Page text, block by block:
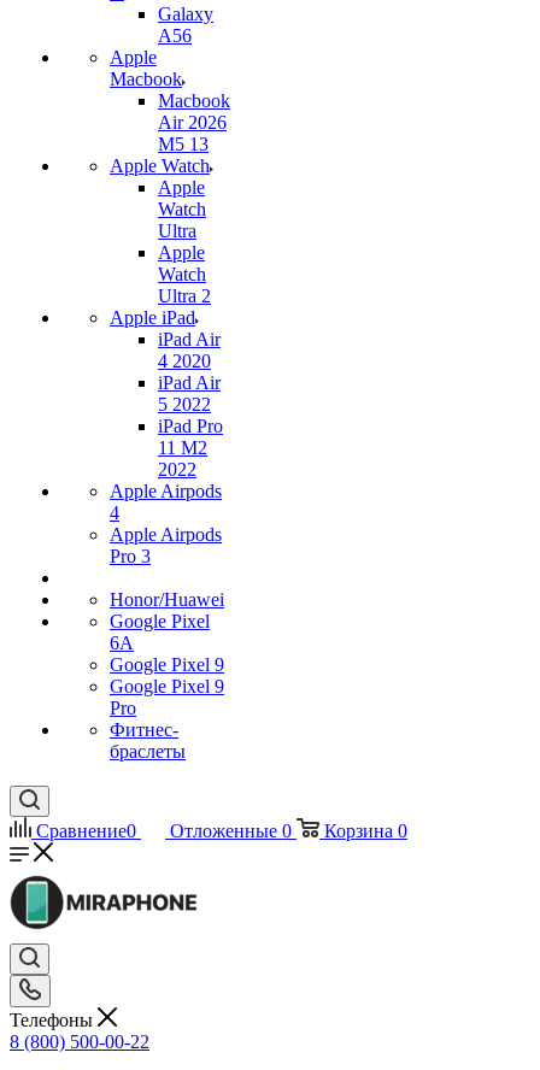
Galaxy
A56
Apple
Macbook
Macbook
Air 2026
M5 13
Apple Watch
Apple
Watch
Ultra
Apple
Watch
Ultra 2
Apple iPad
iPad Air
4 2020
iPad Air
5 2022
iPad Pro
11 M2
2022
Apple Airpods
4
Apple Airpods
Pro 3
Honor/Huawei
Google Pixel
6A
Google Pixel 9
Google Pixel 9
Pro
Фитнес-
браслеты
Сравнение0 Отложенные 0 Корзина 0
Телефоны
8 (800) 500-00-22